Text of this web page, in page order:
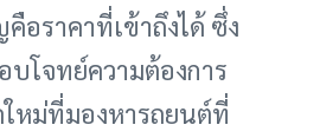
อราคาที่เข้าถึงได้ ซึ่ง
โจทย์ความต้องการ
หม่ที่มองหารถยนต์ที่